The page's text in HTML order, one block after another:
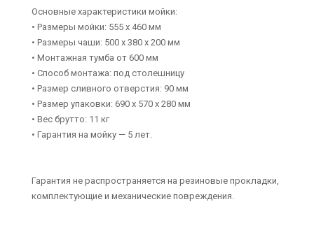
Основные характеристики мойки:
• Размеры мойки: 555 x 460 мм
• Размеры чаши: 500 x 380 х 200 мм
• Монтажная тумба от 600 мм
• Способ монтажа: под столешницу
• Размер сливного отверстия: 90 мм
• Размер упаковки: 690 х 570 х 280 мм
• Вес брутто: 11 кг
• Гарантия на мойку — 5 лет.
Гарантия не распространяется на резиновые прокладки,
комплектующие и механические повреждения.